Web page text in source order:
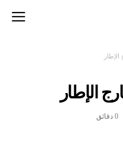
الإطار
0 ‫دقائق‬